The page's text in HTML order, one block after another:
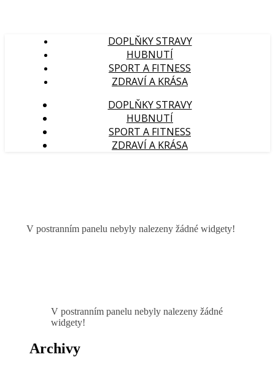
DOPLŇKY STRAVY
HUBNUTÍ
SPORT A FITNESS
ZDRAVÍ A KRÁSA
DOPLŇKY STRAVY
HUBNUTÍ
SPORT A FITNESS
ZDRAVÍ A KRÁSA
V postranním panelu nebyly nalezeny žádné widgety!
V postranním panelu nebyly nalezeny žádné
widgety!
Archivy